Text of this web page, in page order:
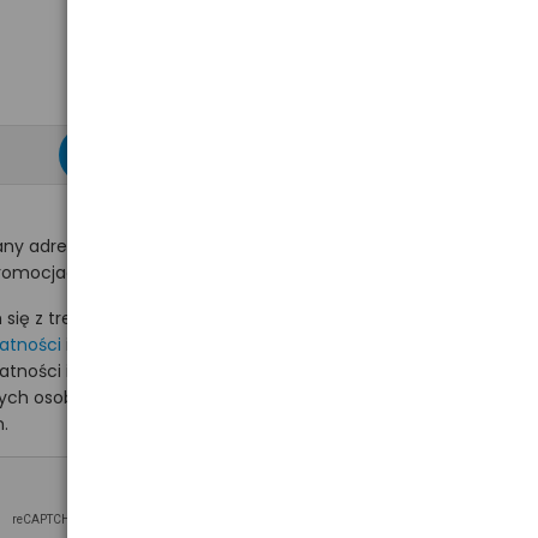
adres e-mail
na hurt.com.pl.
z treścią i akceptuję
i wyrażam zgodę
osobowych na